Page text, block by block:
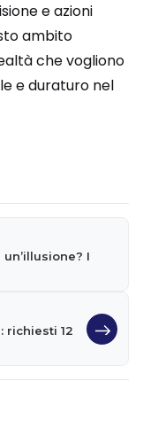
e azioni
ambito
che vogliono
e duraturo nel
I
richiesti 12